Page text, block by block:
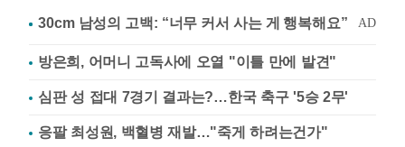
방은희, 어머니 고독사에 오열 "이틀 만에 발견"
심판 성 접대 7경기 결과는?…한국 축구 '5승 2무'
응팔 최성원, 백혈병 재발…"죽게 하려는건가"